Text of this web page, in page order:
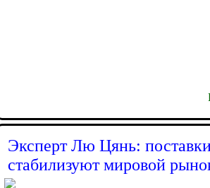
Эксперт Лю Цянь:
стабилизуют мировой